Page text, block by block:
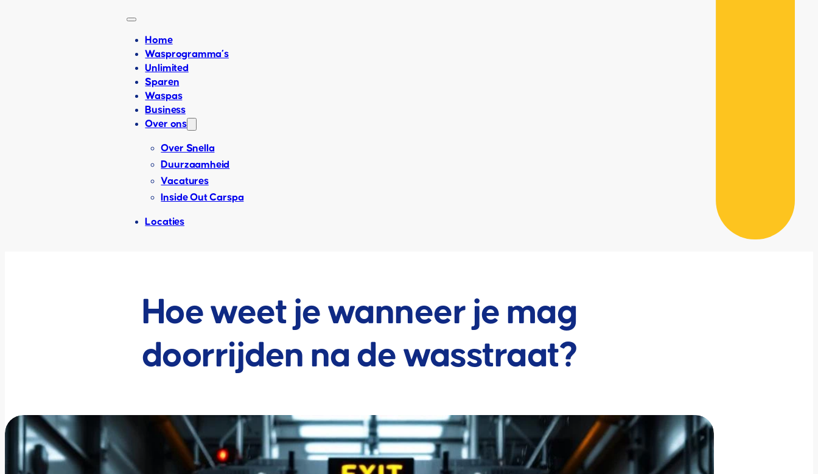
Home
Wasprogramma’s
Unlimited
Sparen
Waspas
Business
Over ons
Over Snella
Duurzaamheid
Vacatures
Inside Out Carspa
Locaties
Hoe weet je wanneer je mag
doorrijden na de wasstraat?